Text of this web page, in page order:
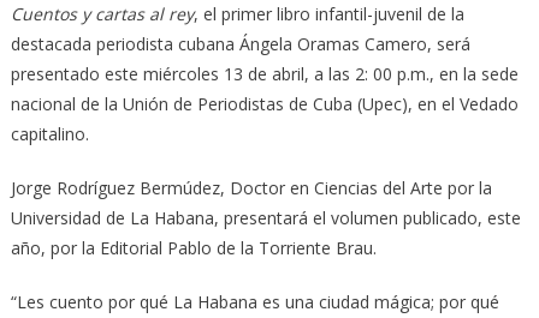
Cuentos y cartas al rey, el primer libro infantil-juvenil de la
destacada periodista cubana Ángela Oramas Camero, será
presentado este miércoles 13 de abril, a las 2: 00 p.m., en la sede
nacional de la Unión de Periodistas de Cuba (Upec), en el Vedado
capitalino.
Jorge Rodríguez Bermúdez, Doctor en Ciencias del Arte por la
Universidad de La Habana, presentará el volumen publicado, este
año, por la Editorial Pablo de la Torriente Brau.
“Les cuento por qué La Habana es una ciudad mágica; por qué